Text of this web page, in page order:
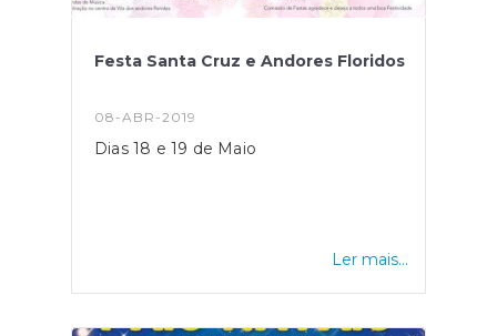
Festa Santa Cruz e Andores Floridos
08-ABR-2019
Dias 18 e 19 de Maio
Ler mais...